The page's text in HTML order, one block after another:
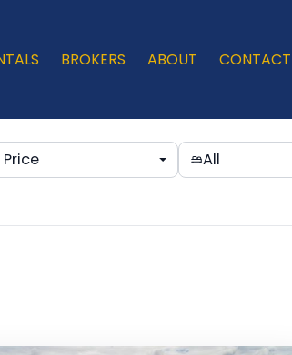
BROKERS ABOUT CONTACT
Price All